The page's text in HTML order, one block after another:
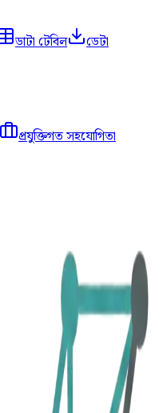
ডাটা টেবিল
ডেটা
প্রযুক্তিগত সহযোগিতা